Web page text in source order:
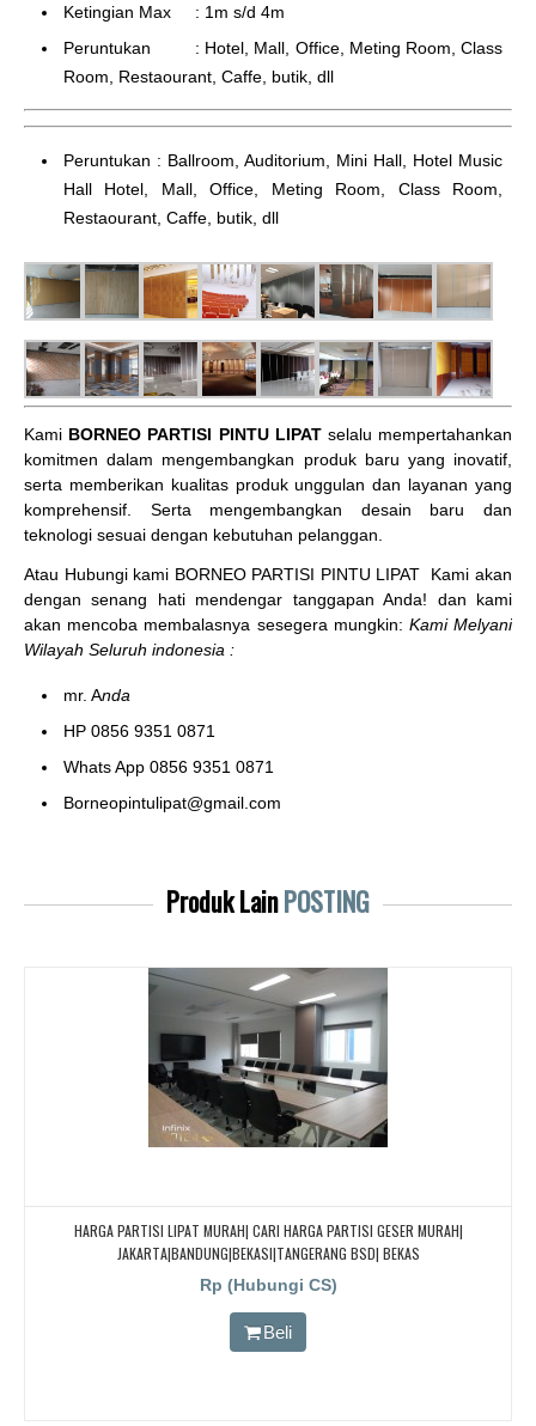
Ketingian Max : 1m s/d 4m
Peruntukan : Hotel, Mall, Office, Meting Room, Class
Room, Restaourant, Caffe, butik, dll
Peruntukan : Ballroom, Auditorium, Mini Hall, Hotel Music
Hall Hotel, Mall, Office, Meting Room, Class Room,
Restaourant, Caffe, butik, dll
Kami BORNEO PARTISI PINTU LIPATselalu mempertahankan
komitmen dalam mengembangkan produk baru yang inovatif,
serta memberikan kualitas produk unggulan dan layanan yang
komprehensif. Serta mengembangkan desain baru dan
teknologi sesuai dengan kebutuhan pelanggan.
Atau Hubungi kami BORNEO PARTISI PINTU LIPAT
Kami akan
dengan senang hati mendengar tanggapan Anda! dan kami
akan mencoba membalasnya sesegera mungkin: Kami Melyani
Wilayah Seluruh indonesia :
mr. Anda
HP 0856 9351 0871
Whats App 0856 9351 0871
Borneopintulipat@gmail.com
Produk LainPOSTING
HARGA PARTISI LIPAT MURAH| CARI HARGA PARTISI GESER MURAH|
JAKARTA|BANDUNG|BEKASI|TANGERANG BSD| BEKAS
Rp (Hubungi CS)
Beli